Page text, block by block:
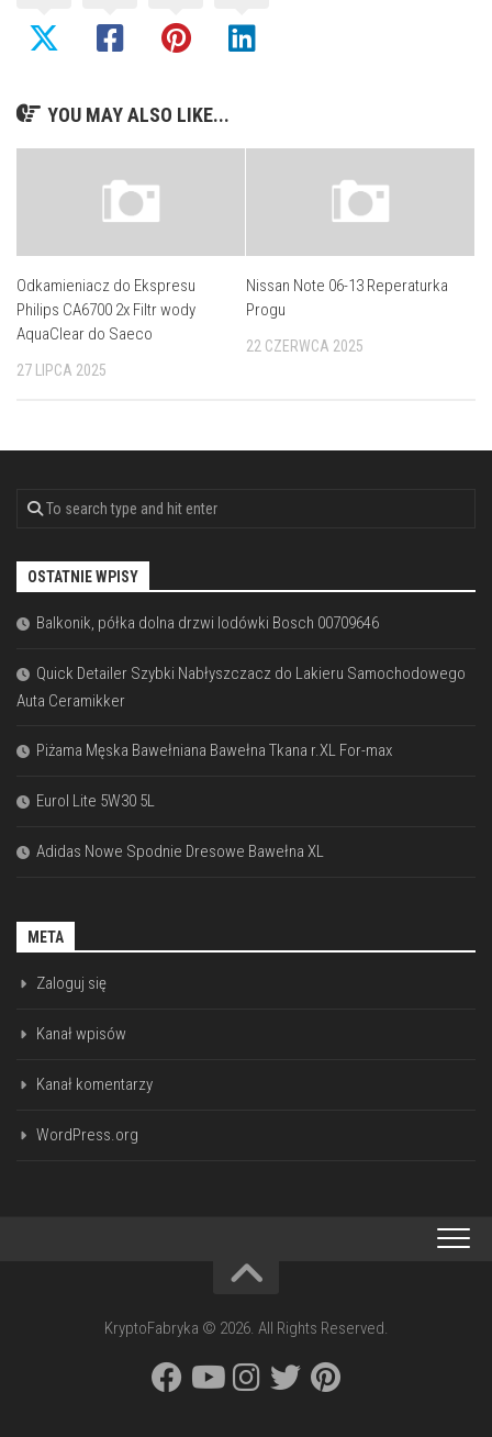
YOU MAY ALSO LIKE...
Odkamieniacz do Ekspresu
Philips CA6700 2x Filtr wody
AquaClear do Saeco
27 LIPCA 2025
Nissan Note 06-13 Reperaturka
Progu
22 CZERWCA 2025
OSTATNIE WPISY
Balkonik, półka dolna drzwi lodówki Bosch 00709646
Quick Detailer Szybki Nabłyszczacz do Lakieru Samochodowego
Auta Ceramikker
Piżama Męska Bawełniana Bawełna Tkana r.XL For-max
Eurol Lite 5W30 5L
Adidas Nowe Spodnie Dresowe Bawełna XL
META
Zaloguj się
Kanał wpisów
Kanał komentarzy
WordPress.org
KryptoFabryka © 2026. All Rights Reserved.